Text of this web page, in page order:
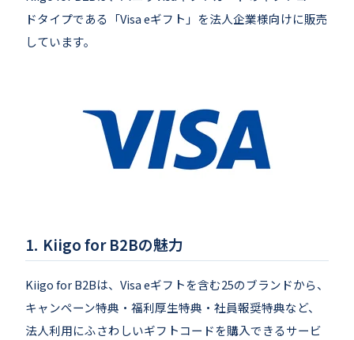
ドタイプである「Visa eギフト」を法人企業様向けに販売
しています。
Kiigo for B2Bの魅力
Kiigo for B2Bは、Visa eギフトを含む25のブランドから、
キャンペーン特典・福利厚生特典・社員報奨特典など、
法人利用にふさわしいギフトコードを購入できるサービ